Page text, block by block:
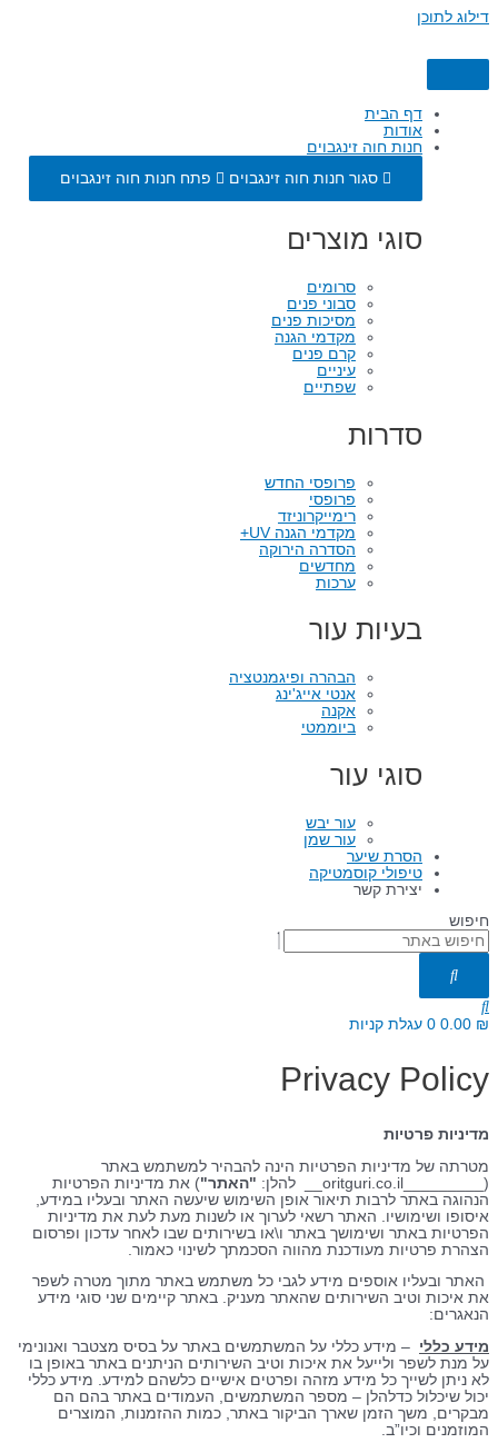
דילוג לתוכן
דף הבית
אודות
חנות חוה זינגבוים
סגור חנות חוה זינגבוים
פתח חנות חוה זינגבוים
סוגי מוצרים
סרומים
סבוני פנים
מסיכות פנים
מקדמי הגנה
קרם פנים
עיניים
שפתיים
סדרות
פרופסי החדש
פרופסי
רימייקרוניזד
מקדמי הגנה UV+
הסדרה הירוקה
מחדשים
ערכות
בעיות עור
הבהרה ופיגמנטציה
אנטי אייג'ינג
אקנה
ביוממטי
סוגי עור
עור יבש
עור שמן
הסרת שיער
טיפולי קוסמטיקה
יצירת קשר
חיפוש
0.00 ₪
0 עגלת קניות
Privacy Policy
מדיניות פרטיות
מטרתה של מדיניות הפרטיות הינה להבהיר למשתמש באתר
(_________oritguri.co.il__ להלן:
"האתר") את מדיניות הפרטיות
הנהוגה באתר לרבות תיאור אופן השימוש שיעשה האתר ובעליו במידע,
איסופו ושימושיו. האתר רשאי לערוך או לשנות מעת לעת את מדיניות
הפרטיות באתר ושימושך באתר ו\או בשירותים שבו לאחר עדכון ופרסום
הצהרת פרטיות מעודכנת מהווה הסכמתך לשינוי כאמור.
האתר ובעליו אוספים מידע לגבי כל משתמש באתר מתוך מטרה לשפר
את איכות וטיב השירותים שהאתר מעניק. באתר קיימים שני סוגי מידע
הנאגרים:
מידע כללי – מידע כללי על המשתמשים באתר על בסיס מצטבר ואנונימי
על מנת לשפר ולייעל את איכות וטיב השירותים הניתנים באתר באופן בו
לא ניתן לשייך כל מידע מזהה ופרטים אישיים כלשהם למידע. מידע כללי
יכול שיכלול כדלהלן – מספר המשתמשים, העמודים באתר בהם הם
מבקרים, משך הזמן שארך הביקור באתר, כמות ההזמנות, המוצרים
המוזמנים וכיו”ב.